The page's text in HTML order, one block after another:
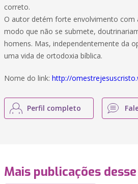
correto.
O autor detém forte envolvimento com
modo que não se submete,
homens. Mas, independentemente da
uma vida de ortodoxia bíblica.
Nome do link: http://
Perfil completo
Mais publicações